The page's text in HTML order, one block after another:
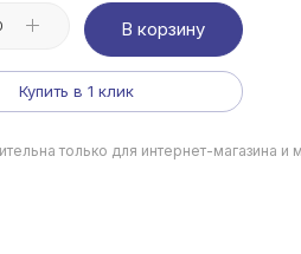
В корзину
Купить в 1 клик
только для интернет-магазина и